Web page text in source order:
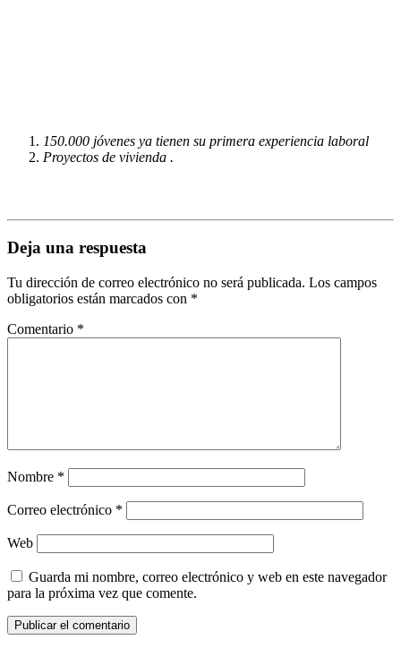
150.000 jóvenes ya tienen su primera experiencia laboral
Proyectos de vivienda .
Deja una respuesta
Tu dirección de correo electrónico no será publicada. Los campos
obligatorios están marcados con *
Comentario *
Nombre *
Correo electrónico *
Web
Guarda mi nombre, correo electrónico y web en este navegador
para la próxima vez que comente.